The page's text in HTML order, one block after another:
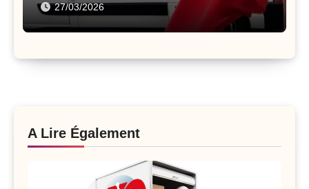
27/03/2026
A Lire Également